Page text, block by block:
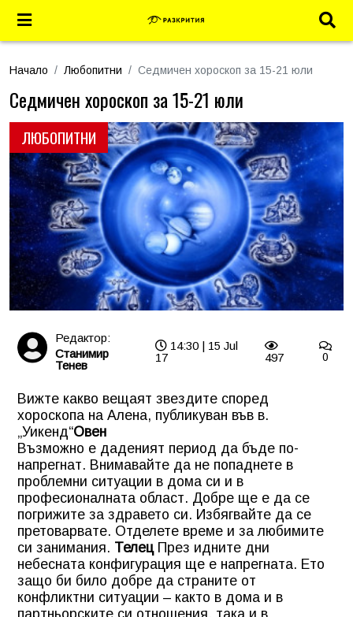
Начало Любопитни Седмичен хороскоп за 15-21 юли
ЛЮБОПИТНИ
Седмичен хороскоп за 15-21 юли
Редактор:
Станимир
Тенев
14:30 | 15 Jul
17
497 0
Вижте какво вещаят звездите според
хороскопа на Алена, публикуван във в.
„Уикенд“Овен
Възможно е даденият период да бъде по-
напрегнат. Внимавайте да не попаднете в
проблемни ситуации в дома си и в
професионалната област. Добре ще е да се
погрижите за здравето си. Избягвайте да се
претоварвате. Отделете време и за любимите
си занимания. ТелецПрез идните дни
небесната конфигурация ще е напрегната. Ето
защо би било добре да страните от
конфликтни ситуации – както в дома и в
партньорските си отношения, така и в